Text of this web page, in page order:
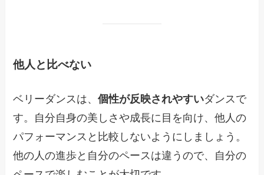
他人と比べない
ベリーダンスは、個性が反映されやすいダンスで
す。自分自身の美しさや成長に目を向け、他人の
パフォーマンスと比較しないようにしましょう。
他の人の進歩と自分のペースは違うので、自分の